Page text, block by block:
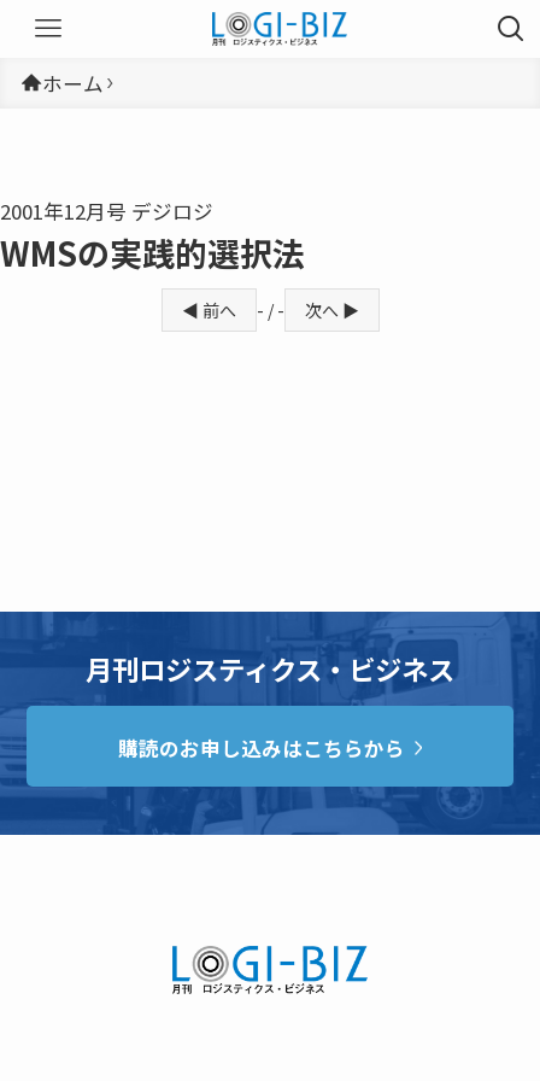
ホーム
2001年12月号 デジロジ
WMSの実践的選択法
◀ 前へ - / - 次へ ▶
月刊ロジスティクス・ビジネス
購読のお申し込みはこちらから